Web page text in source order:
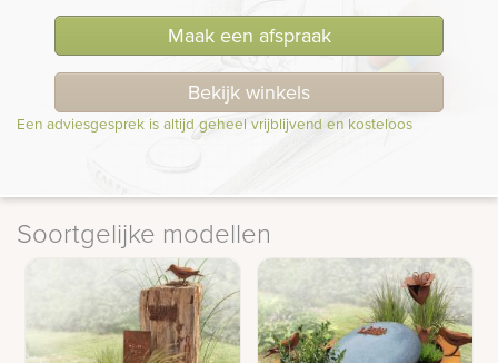
Maak een afspraak
Bekijk winkels
Een adviesgesprek is altijd geheel vrijblijvend en kosteloos
Soortgelijke modellen